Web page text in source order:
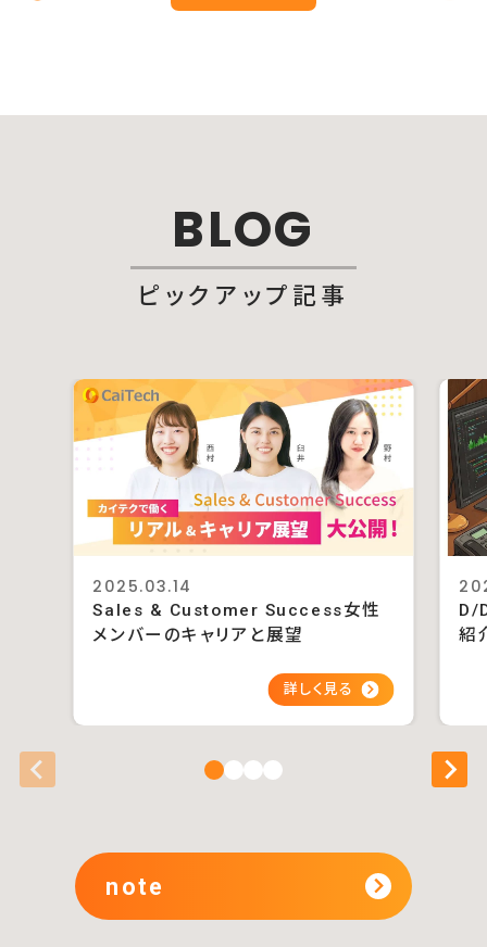
BLOG
ピックアップ記事
2025.03.14
Sales & Customer Success女性
メンバーのキャリアと展望
D/
紹
note